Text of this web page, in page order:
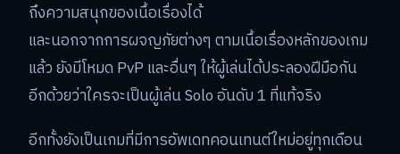
ถึงความสนุกของเนื้อเรื่องได้
และนอกจากการผจญภัยต่างๆ ตามเนื้อเรื่องหลักของเกม
แล้ว ยังมีโหมด PvP และอื่นๆ ให้ผู้เล่นได้ประลองฝีมือกัน
อีกด้วยว่าใครจะเป็นผู้เล่น Solo อันดับ 1 ที่แท้จริง
อีกทั้งยังเป็นเกมที่มีการอัพเดทคอนเทนต์ใหม่อยู่ทุกเดือน